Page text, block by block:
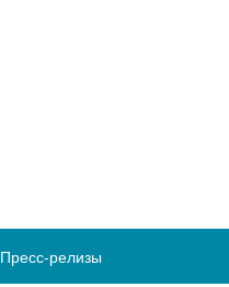
Пресс-релизы